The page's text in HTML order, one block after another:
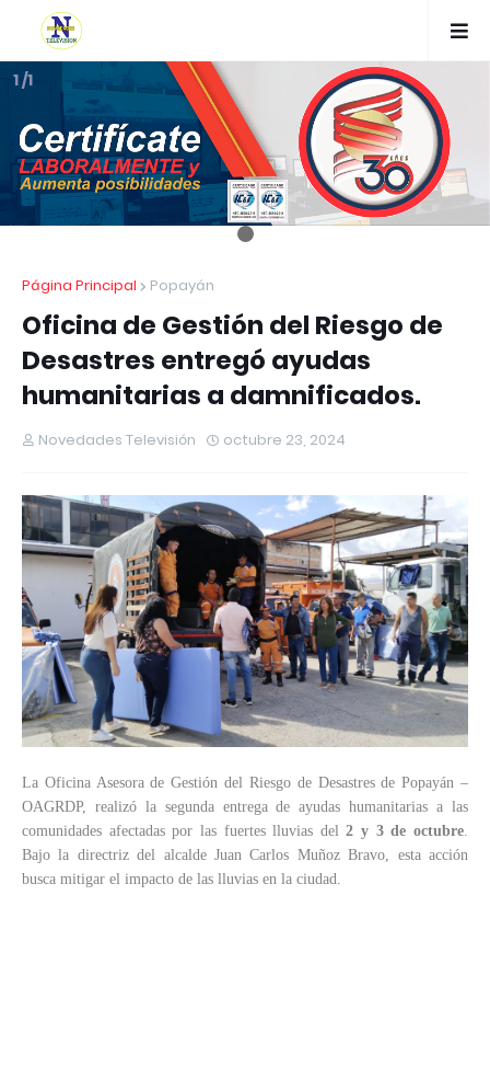
1 /1
Página Principal Popayán
Oficina de Gestión del Riesgo de
Desastres entregó ayudas
humanitarias a damnificados.
Novedades Televisión octubre 23, 2024
La Oficina Asesora de Gestión del Riesgo de Desastres de Popayán –
OAGRDP, realizó la segunda entrega de ayudas humanitarias a las
comunidades afectadas por las fuertes lluvias del2 y 3 de octubre
Bajo la directriz del alcalde Juan Carlos Muñoz Bravo, esta acción
busca mitigar el impacto de las lluvias en la ciudad.